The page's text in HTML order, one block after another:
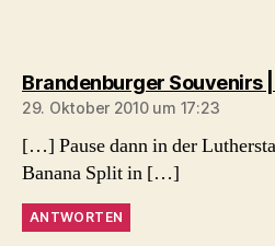
Brandenburger Souvenirs
29. Oktober 2010 um 17:23
[…] Pause dann in der
Banana Split in […]
ANTWORTEN